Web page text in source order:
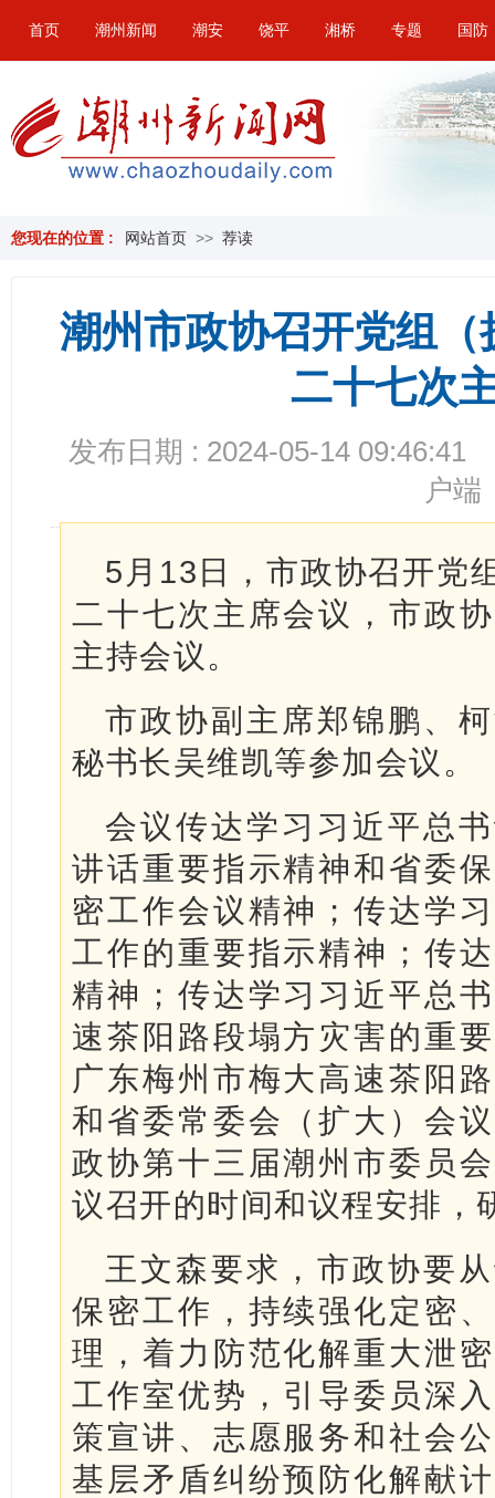
首页 潮州新闻 潮安 饶平 湘桥 专题 国防
您现在的位置 : 网站首页 >> 荐读
潮州市政协召开党组
二十七次
发布日期 : 2024-05-14 09:46:41
户端
5月13日，市政协召开党
二十七次主席会议，市政
主持会议。
市政协副主席郑锦鹏、
秘书长吴维凯等参加会议。
会议传达学习习近平总
讲话重要指示精神和省委
密工作会议精神；传达学
工作的重要指示精神；传
精神；传达学习习近平总
速茶阳路段塌方灾害的重
广东梅州市梅大高速茶阳
和省委常委会（扩大）会
政协第十三届潮州市委员
议召开的时间和议程安排，
王文森要求，市政协要
保密工作，持续强化定密
理，着力防范化解重大泄
工作室优势，引导委员深
策宣讲、志愿服务和社会
基层矛盾纠纷预防化解献